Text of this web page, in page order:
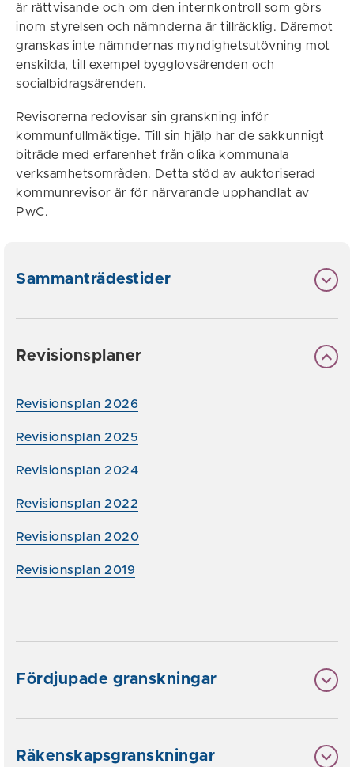
är rättvisande och om den internkontroll som görs
inom styrelsen och nämnderna är tillräcklig. Däremot
granskas inte nämndernas myndighetsutövning mot
enskilda, till exempel bygglovsärenden och
socialbidragsärenden.
Revisorerna redovisar sin granskning inför
kommunfullmäktige. Till sin hjälp har de sakkunnigt
biträde med erfarenhet från olika kommunala
verksamhetsområden. Detta stöd av auktoriserad
kommunrevisor är för närvarande upphandlat av
PwC.
Sammanträdestider
Revisionsplaner
Revisionsplan 2026
Revisionsplan 2025
Revisionsplan 2024
Revisionsplan 2022
Revisionsplan 2020
Revisionsplan 2019
Fördjupade granskningar
Räkenskapsgranskningar